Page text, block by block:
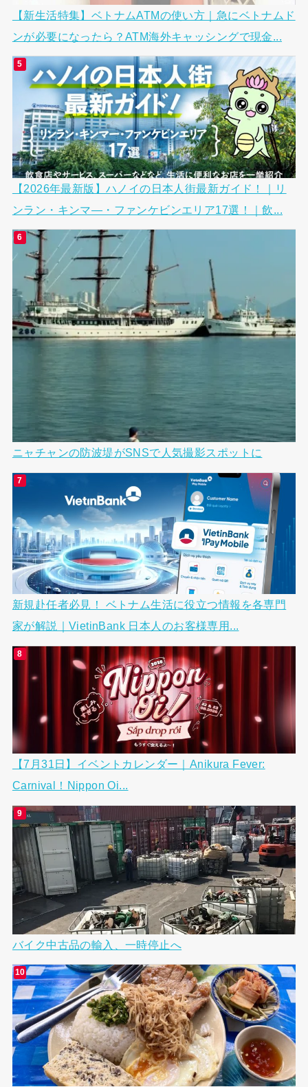
【新生活特集】ベトナムATMの使い方｜急にベトナムド
ンが必要になったら？ATM海外キャッシングで現金...
【2026年最新版】ハノイの日本人街最新ガイド！｜リ
ンラン・キンマ―・ファンケビンエリア17選！｜飲...
ニャチャンの防波堤がSNSで人気撮影スポットに
新規赴任者必見！ ベトナム生活に役立つ情報を各専門
家が解説｜VietinBank 日本人のお客様専用...
【7月31日】イベントカレンダー｜Anikura Fever:
Carnival！Nippon Oi...
バイク中古品の輸入、一時停止へ